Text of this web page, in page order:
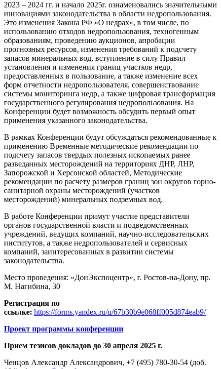
2023 – 2024 гг. и начало 2025г. ознаменовались значительными
инновациями законодательства в области недропользования.
Это изменения Закона РФ «О недрах», в том числе, по
использованию отходов недропользования, техногенным
образованиям, проведению аукционов, апробации
прогнозных ресурсов, изменения требований к подсчету
запасов минеральных вод, вступление в силу Правил
установления и изменения границ участков недр,
предоставленных в пользование, а также изменение всех
форм отчетности недропользователя, совершенствование
системы мониторинга недр, а также цифровая трансформация
государственного регулирования недропользования. На
Конференции будет возможность обсудить первый опыт
применения указанного законодательства.
В рамках Конференции будут обсуждаться рекомендованные к
применению Временные методические рекомендации по
подсчету запасов твердых полезных ископаемых ранее
разведанных месторождений на территориях ДНР, ЛНР,
Запорожской и Херсонской областей, Методические
рекомендации по расчету размеров границ зон округов горно-
санитарной охраны месторождений (участков
месторождений) минеральных подземных вод.
В работе Конференции примут участие представители
органов государственной власти и подведомственных
учреждений, ведущих компаний, научно-исследовательских
институтов, а также недропользователей и сервисных
компаний, заинтересованных в развитии системы
законодательства.
Место проведения: «ДонЭкспоцентр», г. Ростов-на-Дону, пр.
М. Нагибина, 30
Регистрация по
ссылке: https://forms.yandex.ru/u/67b30b9e068ff005d874eab9/
Проект программы конференции
Прием тезисов докладов до 30 апреля 2025 г.
Ченцов Александр Александрович, +7 (495) 780-30-54 (доб.